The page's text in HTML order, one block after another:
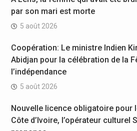
par son mari est morte
5 août 2026
Coopération: Le ministre Indien
Abidjan pour la célébration de la
l’indépendance
5 août 2026
Nouvelle licence obligatoire pour
Côte d’Ivoire, l’opérateur culturel